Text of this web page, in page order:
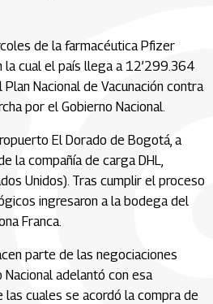
de la farmacéutica Pfizer
cual el país llega a 12’299.364
Nacional de Vacunación contra
por el Gobierno Nacional.
El Dorado de Bogotá, a
la compañía de carga DHL,
Unidos). Tras cumplir el proceso
ingresaron a la bodega del
Franca.
parte de las negociaciones
adelantó con esa
las cuales se acordó la compra de